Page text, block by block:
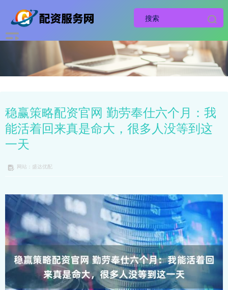
稳赢策略配资官网 勤劳奉仕六个月：我
能活着回来真是命大，很多人没等到这
一天
网站：盛达优配